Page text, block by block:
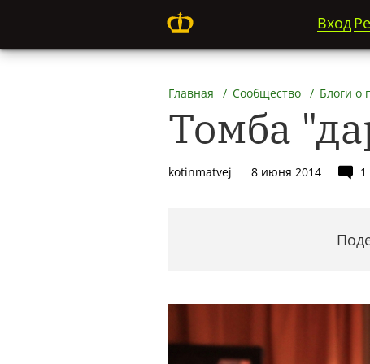
Вход
Главная Сообщество Блоги о
Томба
kotinmatvej 8 июня 2014 1